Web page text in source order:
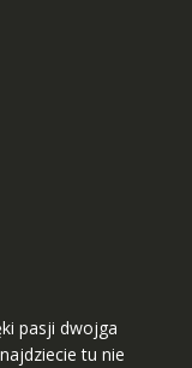
pasji dwojga
tu nie